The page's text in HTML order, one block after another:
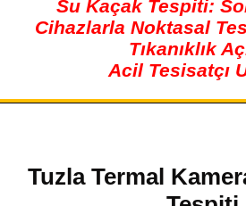
Su Kaçak Tespiti:
Cihazlarla Noktasal
Tıkanıklık
Acil Tesisatçı
Tuzla Termal